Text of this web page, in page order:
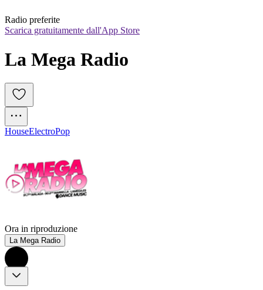
Radio preferite
Scarica gratuitamente dall'App Store
La Mega Radio
HouseElectroPop
Ora in riproduzione
La Mega Radio